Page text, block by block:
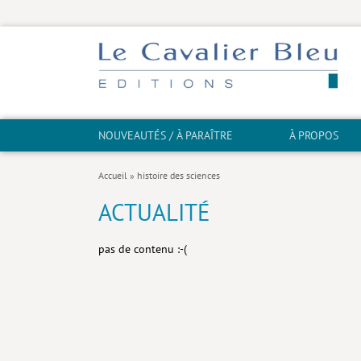
NOUVEAUTÉS / À PARAÎTRE À PROPOS
Accueil » histoire des sciences
ACTUALITÉ
pas de contenu :-(